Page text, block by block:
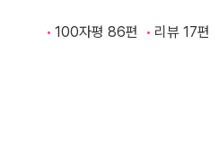
100자평 86편 리뷰 17편